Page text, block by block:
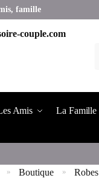
famille
Amis La Famille
» Boutique »